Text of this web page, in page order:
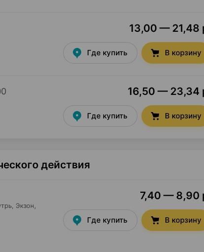
13,00 — 21,48
Где купить В корзину
16,50 — 23,34
Где купить В корзину
действия
Экзон
7,40 — 8,90
Где купить В корзину